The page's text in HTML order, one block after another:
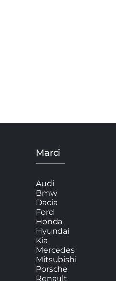
Marci
Audi
Bmw
Dacia
Ford
Honda
Hyundai
Kia
Mercedes
Mitsubishi
Porsche
Renault